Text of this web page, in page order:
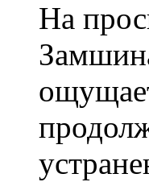
На